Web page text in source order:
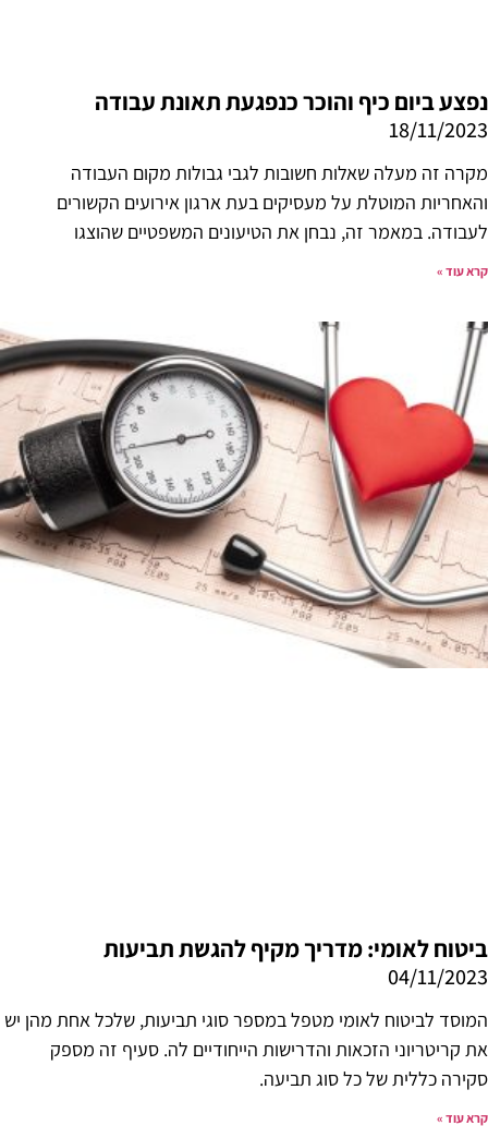
נפצע ביום כיף והוכר כנפגעת תאונת עבודה
18/11/2023
מקרה זה מעלה שאלות חשובות לגבי גבולות מקום העבודה
והאחריות המוטלת על מעסיקים בעת ארגון אירועים הקשורים
לעבודה. במאמר זה, נבחן את הטיעונים המשפטיים שהוצגו
קרא עוד »
ביטוח לאומי: מדריך מקיף להגשת תביעות
04/11/2023
המוסד לביטוח לאומי מטפל במספר סוגי תביעות, שלכל אחת מהן יש
את קריטריוני הזכאות והדרישות הייחודיים לה. סעיף זה מספק
סקירה כללית של כל סוג תביעה.
קרא עוד »